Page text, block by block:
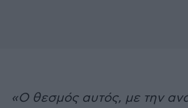
«Ο θεσμός αυτός, με την